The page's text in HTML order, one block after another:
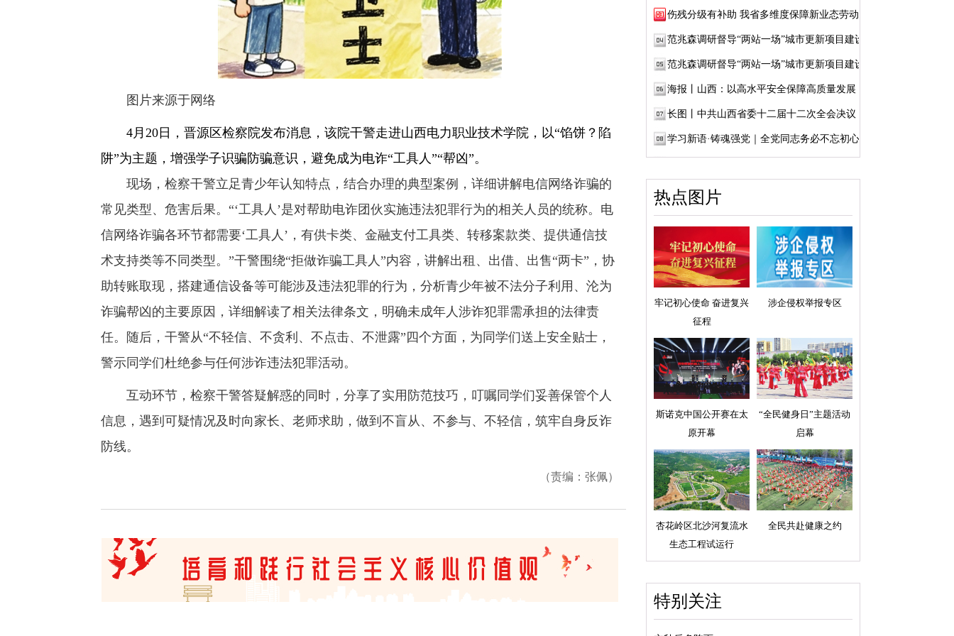
图片来源于网络
4月20日，晋源区检察院发布消息，该院干警走进山西电力职业技术学院，以“馅饼？陷
阱”为主题，增强学子识骗防骗意识，避免成为电诈“工具人”“帮凶”。
现场，检察干警立足青少年认知特点，结合办理的典型案例，详细讲解电信网络诈骗的
常见类型、危害后果。“‘工具人’是对帮助电诈团伙实施违法犯罪行为的相关人员的统称。电
信网络诈骗各环节都需要‘工具人’，有供卡类、金融支付工具类、转移案款类、提供通信技
术支持类等不同类型。”干警围绕“拒做诈骗工具人”内容，讲解出租、出借、出售“两卡”，协
助转账取现，搭建通信设备等可能涉及违法犯罪的行为，分析青少年被不法分子利用、沦为
诈骗帮凶的主要原因，详细解读了相关法律条文，明确未成年人涉诈犯罪需承担的法律责
任。随后，干警从“不轻信、不贪利、不点击、不泄露”四个方面，为同学们送上安全贴士，
警示同学们杜绝参与任何涉诈违法犯罪活动。
互动环节，检察干警答疑解惑的同时，分享了实用防范技巧，叮嘱同学们妥善保管个人
信息，遇到可疑情况及时向家长、老师求助，做到不盲从、不参与、不轻信，筑牢自身反诈
防线。
（责编：张佩）
伤残分级有补助 我省多维度保障新业态劳动者...
范兆森调研督导“两站一场”城市更新项目建设
范兆森调研督导“两站一场”城市更新项目建设
海报丨山西：以高水平安全保障高质量发展
长图丨中共山西省委十二届十二次全会决议
学习新语·铸魂强党｜全党同志务必不忘初心、...
热点图片
牢记初心使命 奋进复兴
征程
涉企侵权举报专区
斯诺克中国公开赛在太
原开幕
“全民健身日”主题活动
启幕
杏花岭区北沙河复流水
生态工程试运行
全民共赴健康之约
特别关注